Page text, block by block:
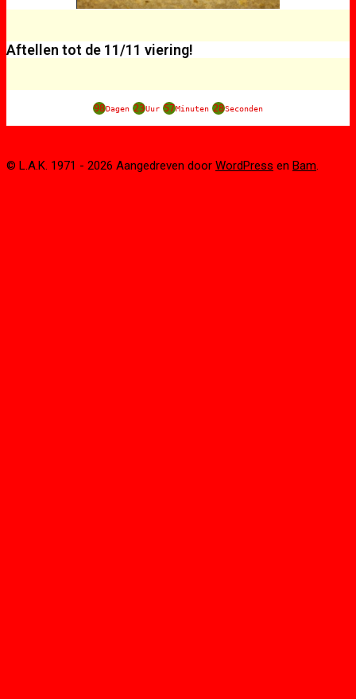
Aftellen tot de 11/11 viering!
98Dagen 23Uur 57Minuten 28Seconden
© L.A.K. 1971 - 2026 Aangedreven door WordPress en Bam.